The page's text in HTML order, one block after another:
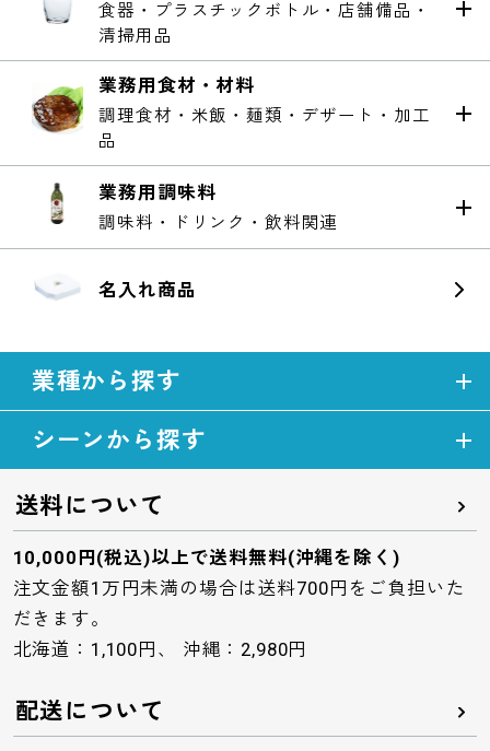
食器・プラスチックボトル・店舗備品・
清掃用品
業務用食材・材料
調理食材・米飯・麺類・デザート・加工
品
業務用調味料
調味料・ドリンク・飲料関連
名入れ商品
業種から探す
シーンから探す
送料について
10,000円(税込)以上で送料無料(沖縄を除く)
注文金額1万円未満の場合は送料700円をご負担いた
だきます。
北海道：1,100円、 沖縄：2,980円
配送について